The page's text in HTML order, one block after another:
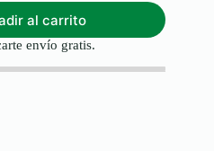
al carrito
envío gratis.